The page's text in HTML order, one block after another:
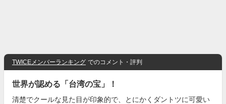
TWICEメンバーランキング でのコメント・評判
世界が認める「台湾の宝」！
清楚でクールな見た目が印象的で、とにかくダントツに可愛い